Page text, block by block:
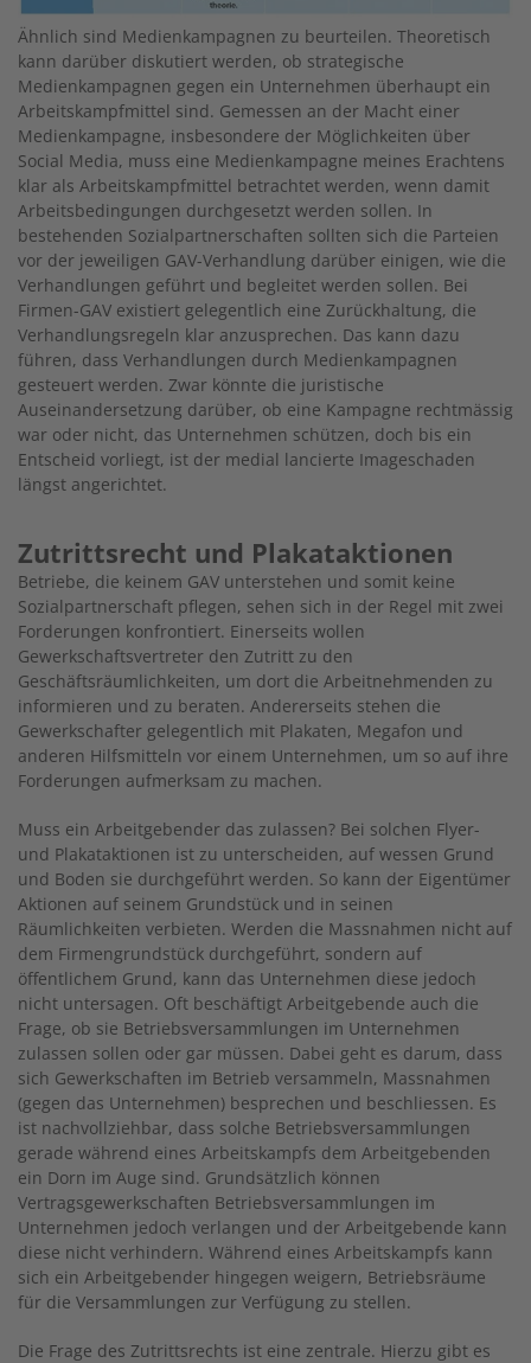
Ähnlich sind Medienkampagnen zu beurteilen. Theoretisch
kann darüber diskutiert werden, ob strategische
Medienkampagnen gegen ein Unternehmen überhaupt ein
Arbeitskampfmittel sind. Gemessen an der Macht einer
Medienkampagne, insbesondere der Möglichkeiten über
Social Media, muss eine Medienkampagne meines Erachtens
klar als Arbeitskampfmittel betrachtet werden, wenn damit
Arbeitsbedingungen durchgesetzt werden sollen. In
bestehenden Sozialpartnerschaften sollten sich die Parteien
vor der jeweiligen GAV-Verhandlung darüber einigen, wie die
Verhandlungen geführt und begleitet werden sollen. Bei
Firmen-GAV existiert gelegentlich eine Zurückhaltung, die
Verhandlungsregeln klar anzusprechen. Das kann dazu
führen, dass Verhandlungen durch Medienkampagnen
gesteuert werden. Zwar könnte die juristische
Auseinandersetzung darüber, ob eine Kampagne rechtmässig
war oder nicht, das Unternehmen schützen, doch bis ein
Entscheid vorliegt, ist der medial lancierte Imageschaden
längst angerichtet.
Zutrittsrecht und Plakataktionen
Betriebe, die keinem GAV unterstehen und somit keine
Sozialpartnerschaft pflegen, sehen sich in der Regel mit zwei
Forderungen konfrontiert. Einerseits wollen
Gewerkschaftsvertreter den Zutritt zu den
Geschäftsräumlichkeiten, um dort die Arbeitnehmenden zu
informieren und zu beraten. Andererseits stehen die
Gewerkschafter gelegentlich mit Plakaten, Megafon und
anderen Hilfsmitteln vor einem Unternehmen, um so auf ihre
Forderungen aufmerksam zu machen.
Muss ein Arbeitgebender das zulassen? Bei solchen Flyer-
und Plakataktionen ist zu unterscheiden, auf wessen Grund
und Boden sie durchgeführt werden. So kann der Eigentümer
Aktionen auf seinem Grundstück und in seinen
Räumlichkeiten verbieten. Werden die Massnahmen nicht auf
dem Firmengrundstück durchgeführt, sondern auf
öffentlichem Grund, kann das Unternehmen diese jedoch
nicht untersagen. Oft beschäftigt Arbeitgebende auch die
Frage, ob sie Betriebsversammlungen im Unternehmen
zulassen sollen oder gar müssen. Dabei geht es darum, dass
sich Gewerkschaften im Betrieb versammeln, Massnahmen
(gegen das Unternehmen) besprechen und beschliessen. Es
ist nachvollziehbar, dass solche Betriebsversammlungen
gerade während eines Arbeitskampfs dem Arbeitgebenden
ein Dorn im Auge sind. Grundsätzlich können
Vertragsgewerkschaften Betriebsversammlungen im
Unternehmen jedoch verlangen und der Arbeitgebende kann
diese nicht verhindern. Während eines Arbeitskampfs kann
sich ein Arbeitgebender hingegen weigern, Betriebsräume
für die Versammlungen zur Verfügung zu stellen.
Die Frage des Zutrittsrechts ist eine zentrale. Hierzu gibt es